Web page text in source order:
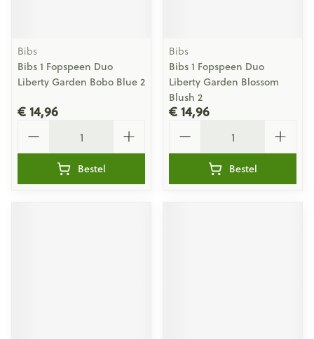
Bibs
Bibs 1 Fopspeen Duo
Liberty Garden Bobo Blue 2
€ 14,96
Bestel
Bibs
Bibs 1 Fopspeen Duo
Liberty Garden Blossom
Blush 2
€ 14,96
Bestel